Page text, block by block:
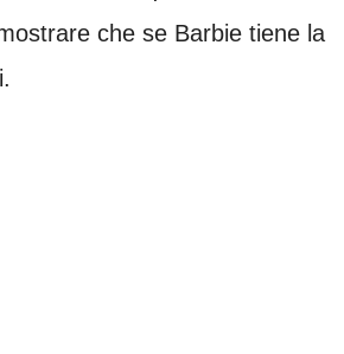
che se Barbie tiene la